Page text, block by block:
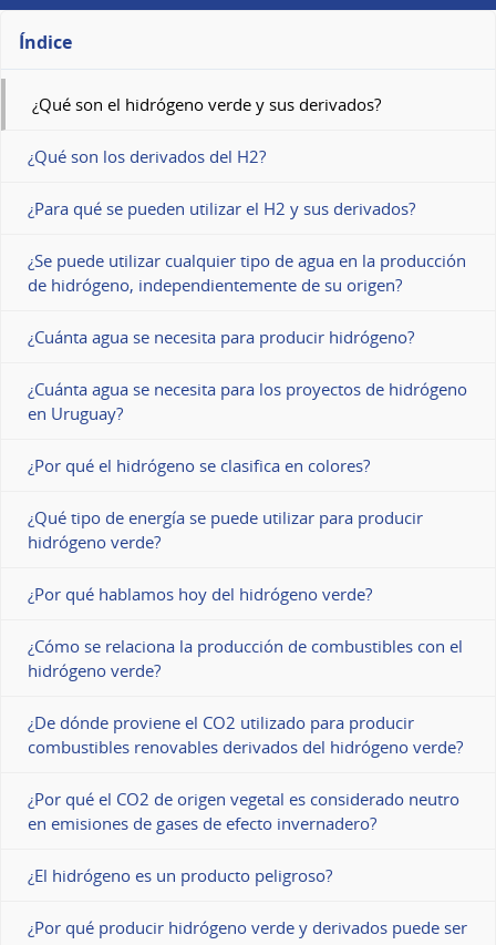
Índice
¿Qué son el hidrógeno verde y sus derivados?
¿Qué son los derivados del H2?
¿Para qué se pueden utilizar el H2 y sus derivados?
¿Se puede utilizar cualquier tipo de agua en la producción
de hidrógeno, independientemente de su origen?
¿Cuánta agua se necesita para producir hidrógeno?
¿Cuánta agua se necesita para los proyectos de hidrógeno
en Uruguay?
¿Por qué el hidrógeno se clasifica en colores?
¿Qué tipo de energía se puede utilizar para producir
hidrógeno verde?
¿Por qué hablamos hoy del hidrógeno verde?
¿Cómo se relaciona la producción de combustibles con el
hidrógeno verde?
¿De dónde proviene el CO2 utilizado para producir
combustibles renovables derivados del hidrógeno verde?
¿Por qué el CO2 de origen vegetal es considerado neutro
en emisiones de gases de efecto invernadero?
¿El hidrógeno es un producto peligroso?
¿Por qué producir hidrógeno verde y derivados puede ser